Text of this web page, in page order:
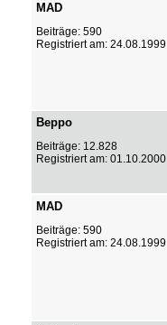
MAD
Beiträge: 590
Registriert am: 24.08.1999
Beppo
Beiträge: 12.828
Registriert am: 01.10.2000
MAD
Beiträge: 590
Registriert am: 24.08.1999